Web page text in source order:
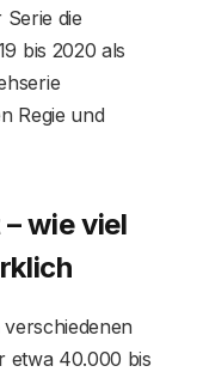
Serie die
bis 2020 als
Regie und
wie viel
etwa 40.000 bis